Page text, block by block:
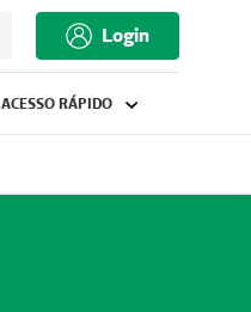
Login
ACESSO RÁPIDO